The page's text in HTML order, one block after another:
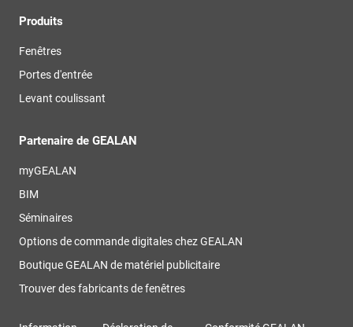
Produits
Fenêtres
Portes d'entrée
Levant coulissant
Partenaire de GEALAN
myGEALAN
BIM
Séminaires
Options de commande digitales chez GEALAN
Boutique GEALAN de matériel publicitaire
Trouver des fabricants de fenêtres